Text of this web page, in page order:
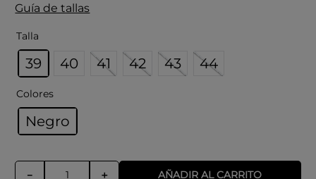
Guía de tallas
Talla
39 40 41 42 43 44
Colores
Negro
＋
－ AÑADIR AL CARRITO